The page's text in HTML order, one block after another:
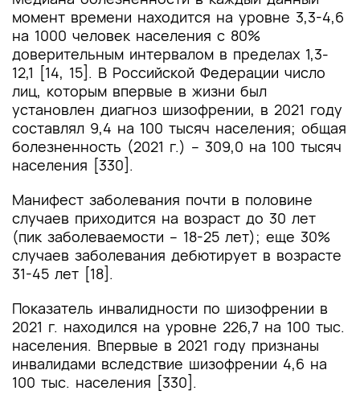
момент времени находится на уровне 3,3-4,6
на 1000 человек населения с 80%
доверительным интервалом в пределах 1,3-
12,1 [14, 15]. В Российской Федерации число
лиц, которым впервые в жизни был
установлен диагноз шизофрении, в 2021 году
составлял 9,4 на 100 тысяч населения; общая
болезненность (2021 г.) – 309,0 на 100 тысяч
населения [330].
Манифест заболевания почти в половине
случаев приходится на возраст до 30 лет
(пик заболеваемости – 18-25 лет); еще 30%
случаев заболевания дебютирует в возрасте
31-45 лет [18].
Показатель инвалидности по шизофрении в
2021 г. находился на уровне 226,7 на 100 тыс.
населения. Впервые в 2021 году признаны
инвалидами вследствие шизофрении 4,6 на
100 тыс. населения [330].